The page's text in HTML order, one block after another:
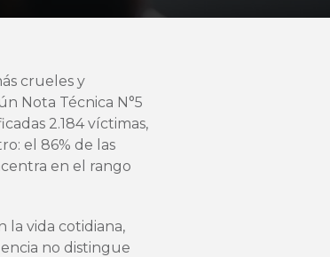
crueles y
Nota Técnica N°5
2.184 víctimas,
el 86% de las
en el rango
la vida cotidiana,
no distingue